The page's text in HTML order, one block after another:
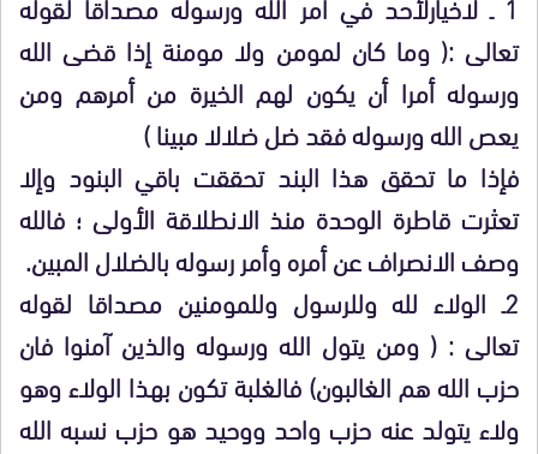
تعالى :( وما كان لمومن ولا مومنة إذا قضى الله
ورسوله أمرا أن يكون لهم الخيرة من أمرهم ومن
يعص الله ورسوله فقد ضل ضلالا مبينا )
فإذا ما تحقق هذا البند تحققت باقي البنود وإلا
تعثرت قاطرة الوحدة منذ الانطلاقة الأولى ؛ فالله
وصف الانصراف عن أمره وأمر رسوله بالضلال المبين.
2ـ الولاء لله وللرسول وللمومنين مصداقا لقوله
تعالى : ( ومن يتول الله ورسوله والذين آمنوا فان
حزب الله هم الغالبون) فالغلبة تكون بهذا الولاء وهو
ولاء يتولد عنه حزب واحد ووحيد هو حزب نسبه الله